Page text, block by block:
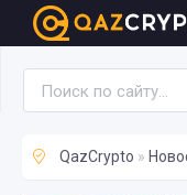
QazCrypto »
Новости